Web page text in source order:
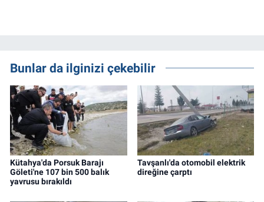
Bunlar da ilginizi çekebilir
Kütahya'da Porsuk Barajı
Göleti'ne 107 bin 500 balık
yavrusu bırakıldı
Tavşanlı'da otomobil elektrik
direğine çarptı